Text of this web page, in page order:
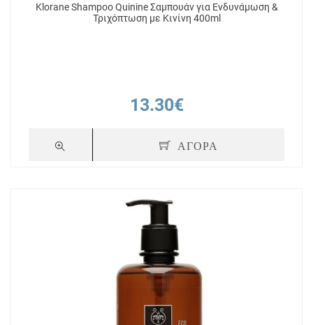
Klorane Shampoo Quinine Σαμπουάν για Ενδυνάμωση &
Τριχόπτωση με Κινίνη 400ml
13.30€
ΑΓΟΡΑ